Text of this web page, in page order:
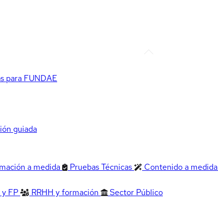
para FUNDAE
guiada
a medida Pruebas Técnicas Contenido a medida
FP RRHH y formación
Sector Público